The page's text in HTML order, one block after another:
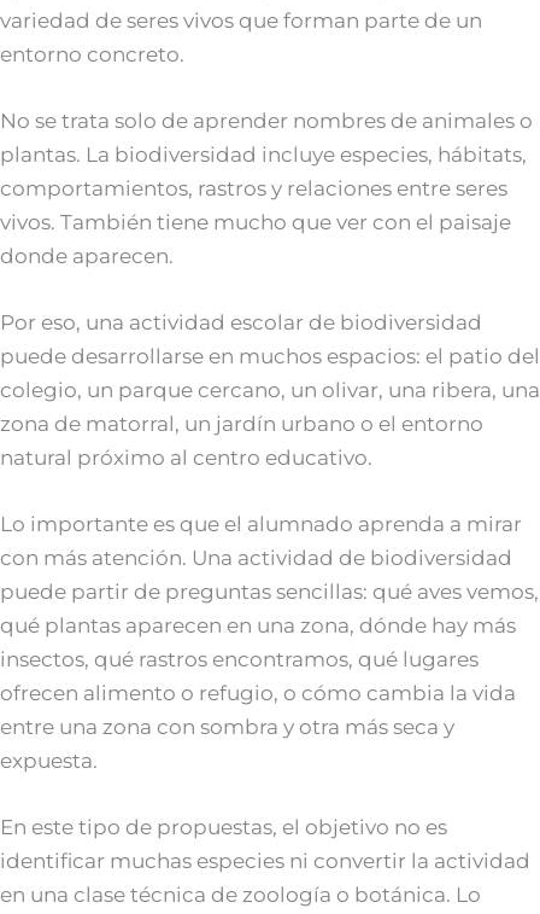
variedad de seres vivos que forman parte de un
entorno concreto.
No se trata solo de aprender nombres de animales o
plantas. La biodiversidad incluye especies, hábitats,
comportamientos, rastros y relaciones entre seres
vivos. También tiene mucho que ver con el paisaje
donde aparecen.
Por eso, una actividad escolar de biodiversidad
puede desarrollarse en muchos espacios: el patio del
colegio, un parque cercano, un olivar, una ribera, una
zona de matorral, un jardín urbano o el entorno
natural próximo al centro educativo.
Lo importante es que el alumnado aprenda a mirar
con más atención. Una actividad de biodiversidad
puede partir de preguntas sencillas: qué aves vemos,
qué plantas aparecen en una zona, dónde hay más
insectos, qué rastros encontramos, qué lugares
ofrecen alimento o refugio, o cómo cambia la vida
entre una zona con sombra y otra más seca y
expuesta.
En este tipo de propuestas, el objetivo no es
identificar muchas especies ni convertir la actividad
en una clase técnica de zoología o botánica. Lo